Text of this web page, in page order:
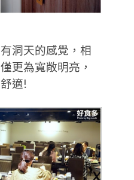
洞天的感覺，相
更為寬敞明亮，
適!